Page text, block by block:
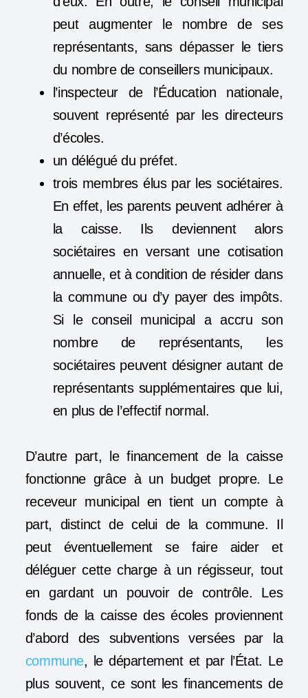
peut augmenter le nombre de ses
représentants, sans dépasser le tiers
du nombre de conseillers municipaux.
l’inspecteur de l’Éducation nationale,
souvent représenté par les directeurs
d’écoles.
un délégué du préfet.
trois membres élus par les sociétaires.
En effet, les parents peuvent adhérer à
la caisse. Ils deviennent alors
sociétaires en versant une cotisation
annuelle, et à condition de résider dans
la commune ou d’y payer des impôts.
Si le conseil municipal a accru son
nombre de représentants, les
sociétaires peuvent désigner autant de
représentants supplémentaires que lui,
en plus de l’effectif normal.
D’autre part, le financement de la caisse
fonctionne grâce à un budget propre. Le
receveur municipal en tient un compte à
part, distinct de celui de la commune. Il
peut éventuellement se faire aider et
déléguer cette charge à un régisseur, tout
en gardant un pouvoir de contrôle. Les
fonds de la caisse des écoles proviennent
d’abord des subventions versées par la
commune, le département et par l’État. Le
plus souvent, ce sont les financements de